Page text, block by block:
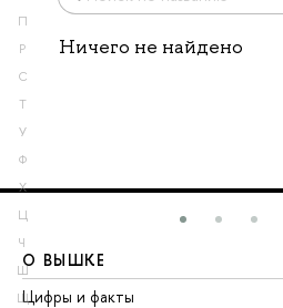
П
Р
С
Т
У
Ф
Х
Ц
Ч
Ш
Щ
Ничего не найдено
О ВЫШКЕ
Цифры и факты